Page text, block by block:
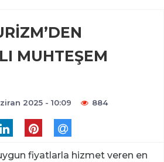
MUHTEŞEM
2025 - 10:09 884
fiyatlarla hizmet veren en